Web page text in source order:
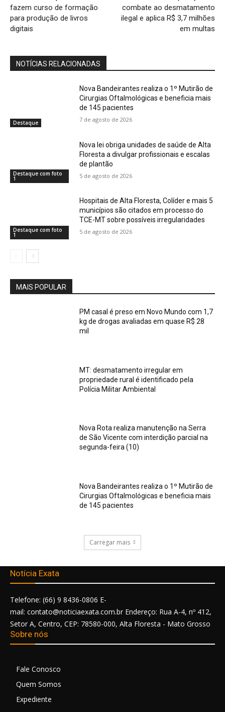
fazem curso de formação
para produção de livros
digitais
combate ao desmatamento
ilegal e aplica R$ 3,7 milhões
em multas
NOTÍCIAS RELACIONADAS
Destaque
Nova Bandeirantes realiza o 1º Mutirão de
Cirurgias Oftalmológicas e beneficia mais
de 145 pacientes
7 de agosto de 2026
Destaque com foto
1
Nova lei obriga unidades de saúde de Alta
Floresta a divulgar profissionais e escalas
de plantão
5 de agosto de 2026
Destaque com foto
1
Hospitais de Alta Floresta, Colíder e mais 5
municípios são citados em processo do
TCE-MT sobre possíveis irregularidades
5 de agosto de 2026
MAIS POPULAR
PM casal é preso em Novo Mundo com 1,7
kg de drogas avaliadas em quase R$ 28
mil
MT: desmatamento irregular em
propriedade rural é identificado pela
Polícia Militar Ambiental
Nova Rota realiza manutenção na Serra
de São Vicente com interdição parcial na
segunda-feira (10)
Nova Bandeirantes realiza o 1º Mutirão de
Cirurgias Oftalmológicas e beneficia mais
de 145 pacientes
Carregar mais
Notícia Exata
Telefone: (66) 9 8436-0806 E-
mail: contato@noticiaexata.com.br Endereço: Rua A-4, nº 412,
Setor A, Centro, CEP: 78580-000, Alta Floresta - Mato Grosso
Sobre nós
Fale Conosco
Quem Somos
Expediente